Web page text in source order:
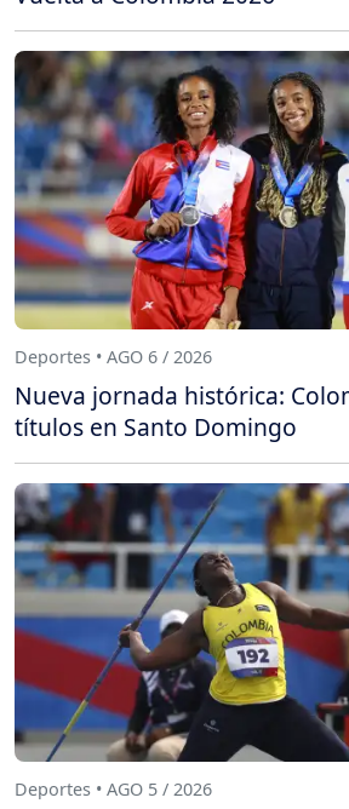
Deportes • AGO 6 / 2026
Nueva jornada histórica:
títulos en Santo Domingo
Deportes • AGO 5 / 2026